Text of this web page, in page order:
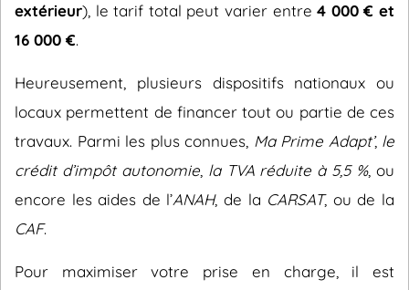
extérieur), le tarif total peut varier entre4 000 € et
16 000 €.
Heureusement, plusieurs dispositifs nationaux ou
locaux permettent de financer tout ou partie de ces
travaux. Parmi les plus connues, Ma Prime Adapt’, le
crédit d’impôt autonomie, la TVA réduite à 5,5 %, ou
encore les aides de l’ANAH, de la CARSAT, ou de la
CAF.
Pour maximiser votre prise en charge, il est